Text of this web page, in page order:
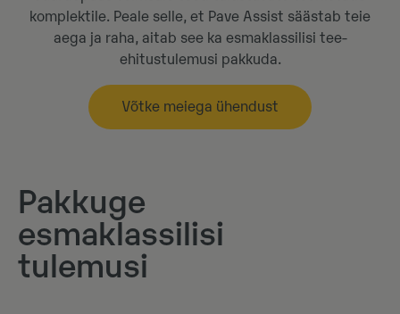
komplektile. Peale selle, et Pave Assist säästab teie
aega ja raha, aitab see ka esmaklassilisi tee-
ehitustulemusi pakkuda.
Võtke meiega ühendust
Pakkuge
esmaklassilisi
tulemusi